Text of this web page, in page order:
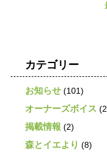
カテゴリー
お知らせ(101)
オーナーズボイス
掲載情報 (2)
森とイエより (8)